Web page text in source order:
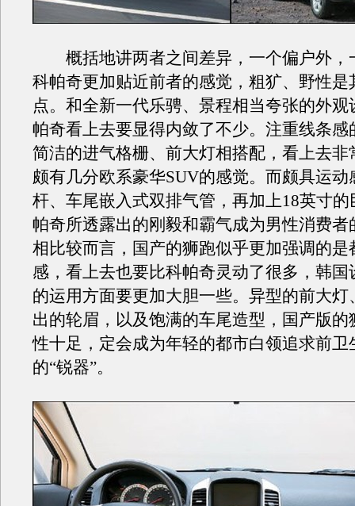
概括地讲两者之间差异，一个偏户外，
科帕奇更加贴近前者的感觉，粗犷、野性是
点。和全新一代乐骋、景程相当夸张的外观
帕奇看上去要显得内敛了不少。注重线条感
简洁的进气格栅、前大灯相搭配，看上去非
颇有几分欧系豪华SUV的感觉。而颇具运动
杆、车尾嵌入式双排气管，再加上18英寸
帕奇所透露出的刚毅和霸气成为男性消费者
相比较而言，国产的狮跑似乎更加强调的是
感，看上去也要比科帕奇灵动了很多，韩国
的运用方面要更加大胆一些。异型的前大灯
出的轮眉，以及饱满的车尾造型，国产版的
性十足，定会成为年轻的都市白领追求前卫
的“锐器”。